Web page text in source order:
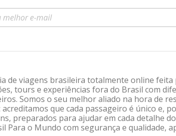
seu e-mail
de viagens brasileira totalmente online
tours e experiências fora do Brasil com
Somos o seu melhor aliado na hora de
que cada passageiro é único e,
preparados para ajudar em cada detalhe
Para o Mundo com segurança e qualidade,